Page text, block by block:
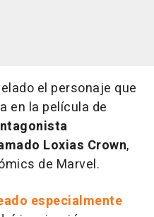
el personaje que
en la película de
Loxias Crown,
de Marvel.
especialmente